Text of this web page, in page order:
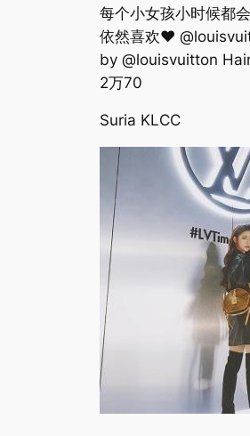
每个小女孩小时候都
依然喜欢❤️
by @louisvuitton
2万70
Suria KLCC